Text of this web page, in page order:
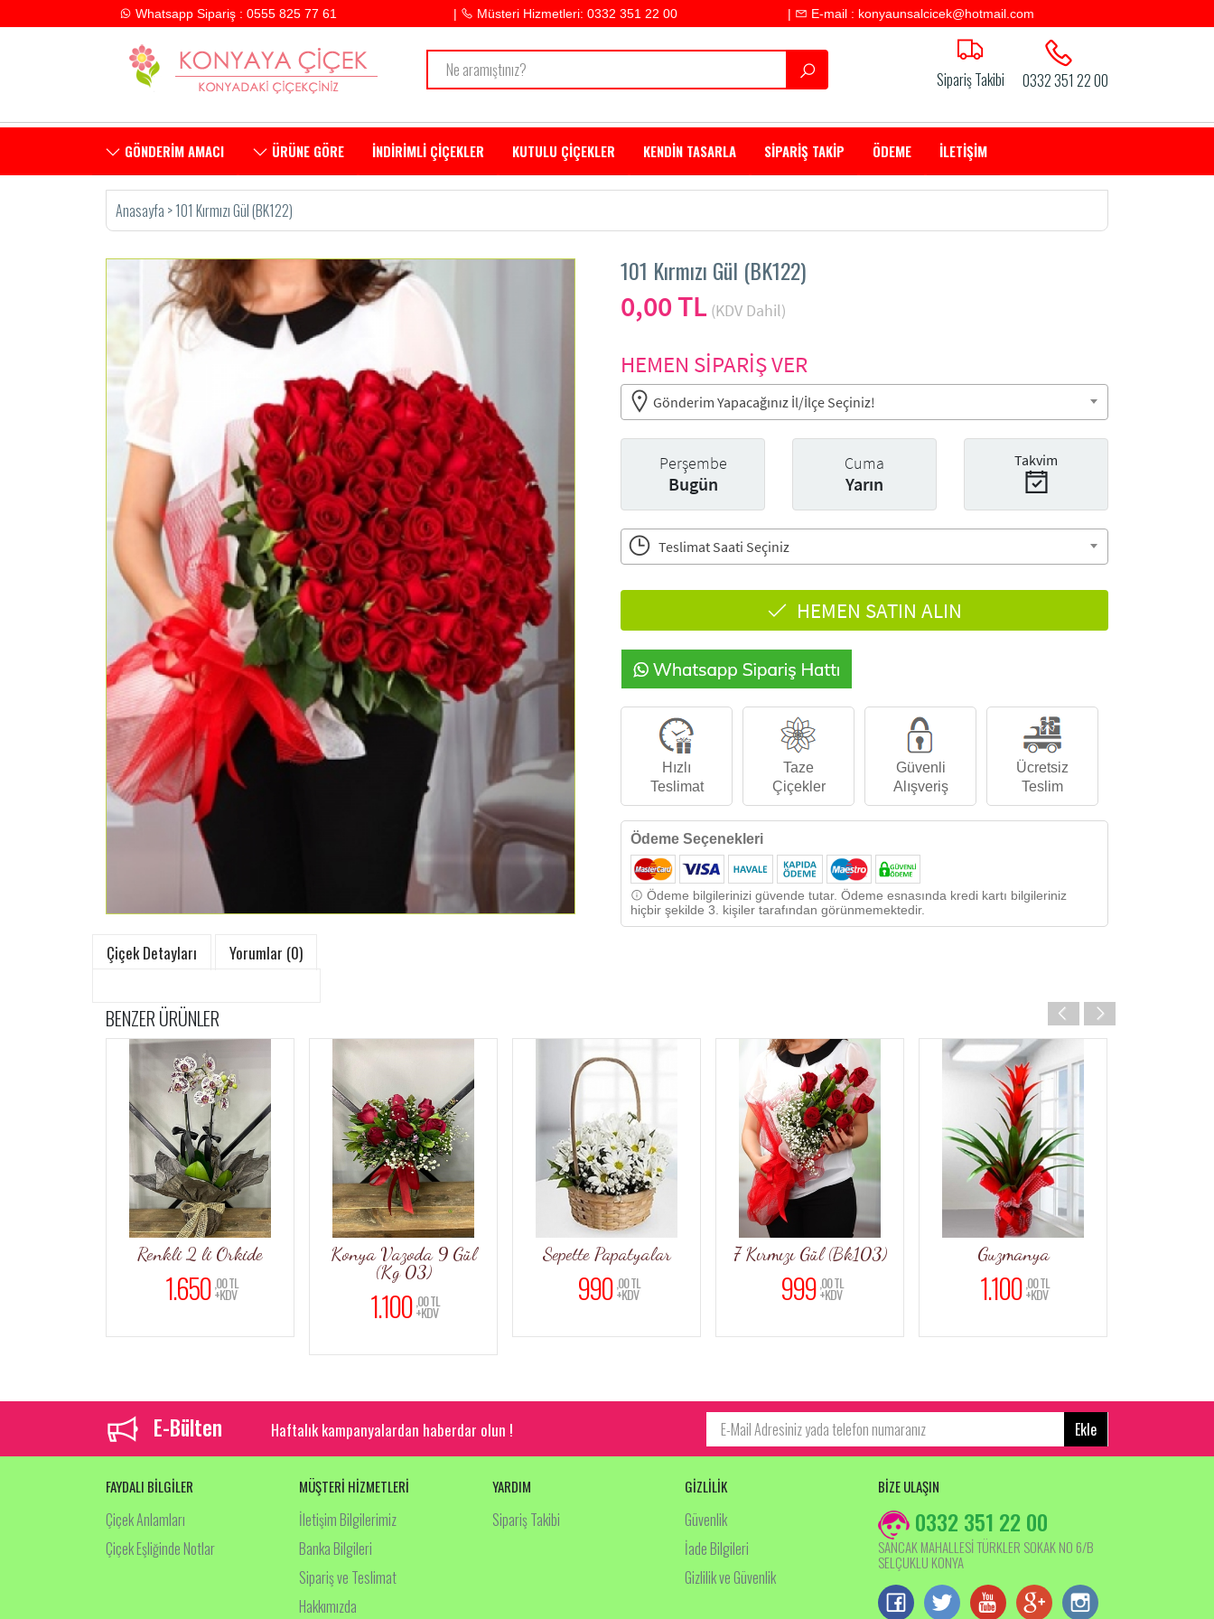
| E-mail : konyaunsalcicek@hotmail.com
| Müsteri Hizmetleri: 0332 351 22 00
Whatsapp Sipariş : 0555 825 77 61
Sipariş Takibi 0332 351 22 00
GÖNDERİM AMACI ÜRÜNE GÖRE İNDİRİMLİ ÇİÇEKLER KUTULU ÇİÇEKLER KENDİN TASARLA SİPARİŞ TAKİP ÖDEME İLETİŞİM
Anasayfa >101 Kırmızı Gül (BK122)
101 Kırmızı Gül (BK122)
0,00 TL (KDV Dahil)
HEMEN SİPARİŞ VER
Gönderim Yapacağınız İl/İlçe Seçiniz!
Perşembe
Bugün
Cuma
Yarın
Takvim
Teslimat Saati Seçiniz
HEMEN SATIN ALIN
Hızlı
Teslimat
Taze
Çiçekler
Güvenli
Alışveriş
Ücretsiz
Teslim
Ödeme Seçenekleri
Ödeme bilgilerinizi güvende tutar. Ödeme esnasında kredi kartı bilgileriniz
hiçbir şekilde 3. kişiler tarafından görünmemektedir.
Çiçek Detayları Yorumlar (0)
BENZER ÜRÜNLER
Renkli 2 li Orkide
,00 TL
+KDV
Konya Vazoda 9 Gül
(Kg 03)
,00 TL
+KDV
Sepette Papatyalar
,00 TL
+KDV
7 Kırmızı Gül (Bk103)
,00 TL
+KDV
Guzmanya
,00 TL
+KDV
E-Bülten Haftalık kampanyalardan haberdar olun ! Ekle
FAYDALI BİLGİLER
Çiçek Anlamları
Çiçek Eşliğinde Notlar
MÜŞTERİ HİZMETLERİ
İletişim Bilgilerimiz
Banka Bilgileri
Sipariş ve Teslimat
Hakkımızda
YARDIM
Sipariş Takibi
GİZLİLİK
Güvenlik
İade Bilgileri
Gizlilik ve Güvenlik
BİZE ULAŞIN
0332 351 22 00
SANCAK MAHALLESİ TÜRKLER SOKAK NO 6/B
SELÇUKLU KONYA